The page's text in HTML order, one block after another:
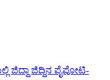
ಜಿದ್ದಾ ಜಿದ್ದಿನ ಪೈಪೋಟಿ-